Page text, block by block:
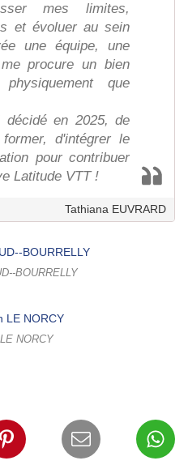
mes limites,
et évoluer au sein
une équipe, une
procure un bien
que
en 2025, de
d'intégrer le
pour contribuer
Latitude VTT !
Tathiana EUVRARD
BOURRELLY
NORCY